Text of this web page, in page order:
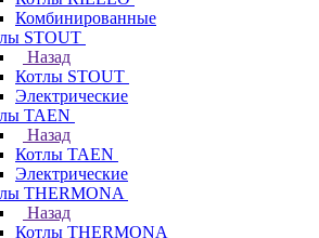
Комбинированные
STOUT
Назад
Котлы STOUT
Электрические
TAEN
Назад
Котлы TAEN
Электрические
THERMONA
Назад
Котлы THERMONA